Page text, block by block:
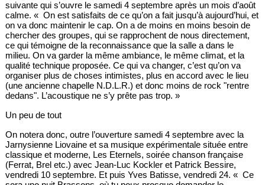
suivante qui s’ouvre le samedi 4 septembre après un mois d’août
calme. « On est satisfaits de ce qu’on a fait jusqu’à aujourd’hui, et
on va donc maintenir le cap. On a de moins en moins besoin de
chercher des groupes, qui se rapprochent de nous directement,
ce qui témoigne de la reconnaissance que la salle a dans le
milieu. On va garder la même ambiance, le même climat, et la
qualité technique proposée. Ce qui va changer, c’est qu’on va
organiser plus de choses intimistes, plus en accord avec le lieu
(une ancienne chapelle N.D.L.R.) et donc moins de rock "rentre
dedans". L’acoustique ne s’y prête pas trop. »
Un peu de tout
On notera donc, outre l’ouverture samedi 4 septembre avec la
Jarnysienne Liovaine et sa musique expérimentale située entre
classique et moderne, Les Eternels, soirée chanson française
(Ferrat, Brel etc.) avec Jean-Luc Kockler et Patrick Bessire,
vendredi 10 septembre. Et puis Yves Batisse, vendredi 24. « Ce